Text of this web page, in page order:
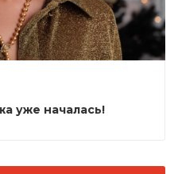
уже началась!